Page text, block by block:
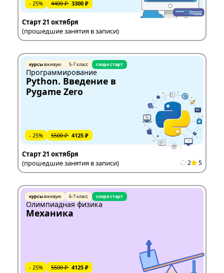
- 25% 4400 ₽ 3300 ₽
Старт 21 октября
(прошедшие занятия в записи)
курсывживую 5-7 класс скоро старт
Программирование
Python. Введение в
Pygame Zero
- 25% 5500 ₽ 4125 ₽
Старт 21 октября
(прошедшие занятия в записи)
2 5
курсывживую 6-7 класс скоро старт
Олимпиадная физика
Механика
- 25% 5500 ₽ 4125 ₽